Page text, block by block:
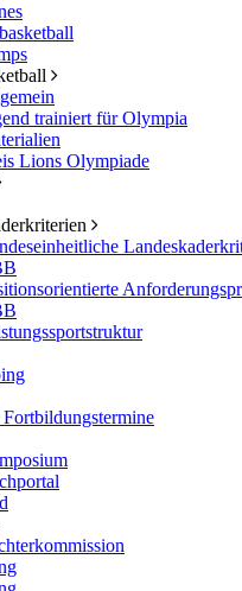
trainiert für Olympia
Lions Olympiade